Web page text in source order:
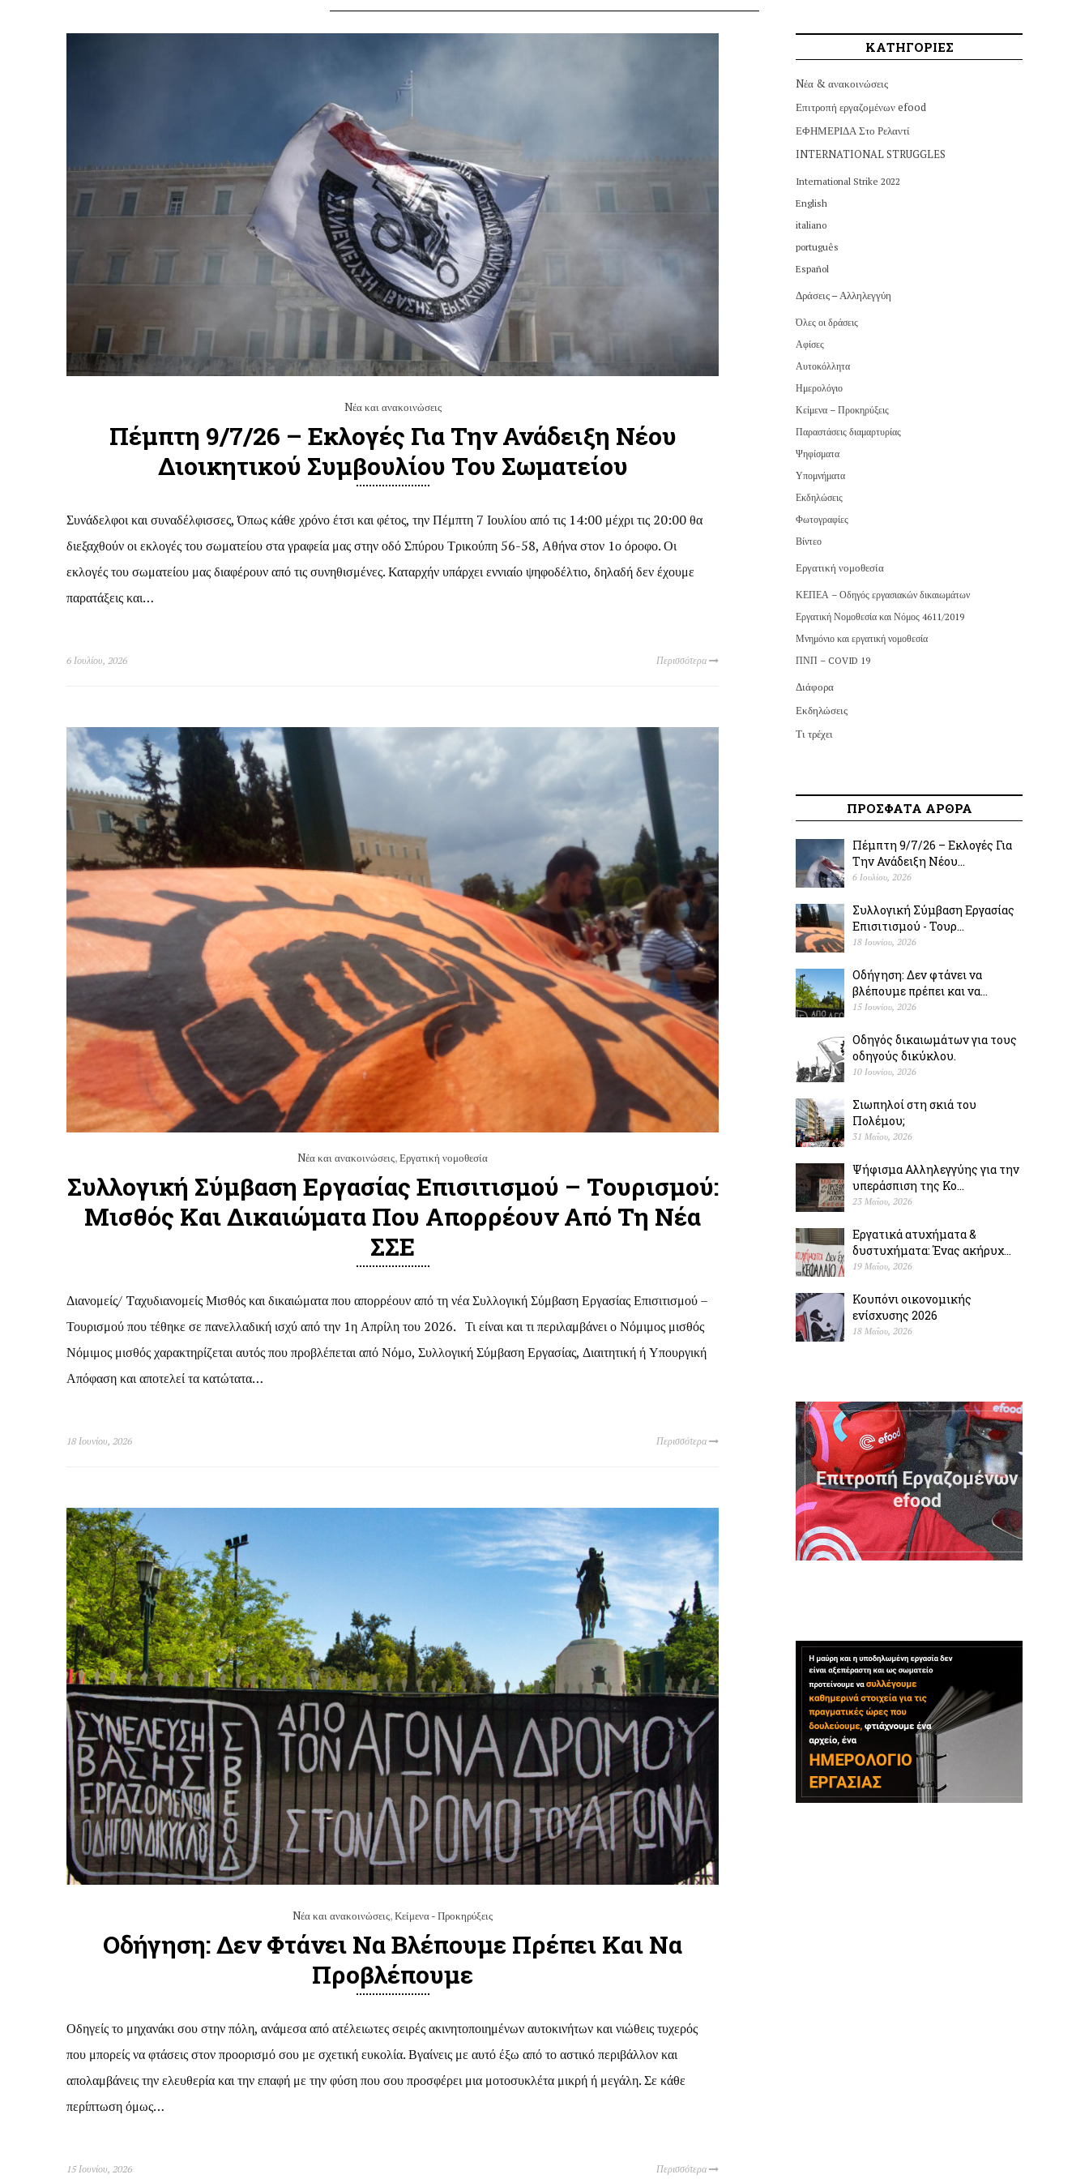
Nέα και ανακοινώσεις
Πέμπτη 9/7/26 – Εκλογές Για Την Ανάδειξη Νέου
Διοικητικού Συμβουλίου Του Σωματείου
Συνάδελφοι και συναδέλφισσες, Όπως κάθε χρόνο έτσι και φέτος, την Πέμπτη 7 Ιουλίου από τις 14:00 μέχρι τις 20:00 θα
διεξαχθούν οι εκλογές του σωματείου στα γραφεία μας στην οδό Σπύρου Τρικούπη 56-58, Αθήνα στον 1ο όροφο. Οι
εκλογές του σωματείου μας διαφέρουν από τις συνηθισμένες. Καταρχήν υπάρχει εννιαίο ψηφοδέλτιο, δηλαδή δεν έχουμε
παρατάξεις και…
6 Ιουλίου, 2026 Περισσότερα
Nέα και ανακοινώσεις,Εργατική νομοθεσία
Συλλογική Σύμβαση Εργασίας Επισιτισμού – Τουρισμού:
Μισθός Και Δικαιώματα Που Απορρέουν Από Τη Νέα
ΣΣΕ
Διανομείς/ Tαχυδιανομείς Μισθός και δικαιώματα που απορρέουν από τη νέα Συλλογική Σύμβαση Εργασίας Επισιτισμού –
Τουρισμού που τέθηκε σε πανελλαδική ισχύ από την 1η Απρίλη του 2026. Τι είναι και τι περιλαμβάνει ο Νόμιμος μισθός
Νόμιμος μισθός χαρακτηρίζεται αυτός που προβλέπεται από Νόμο, Συλλογική Σύμβαση Εργασίας, Διαιτητική ή Υπουργική
Απόφαση και αποτελεί τα κατώτατα…
18 Ιουνίου, 2026 Περισσότερα
Nέα και ανακοινώσεις,Κείμενα - Προκηρύξεις
Οδήγηση: Δεν Φτάνει Να Βλέπουμε Πρέπει Και Να
Προβλέπουμε
Οδηγείς το μηχανάκι σου στην πόλη, ανάμεσα από ατέλειωτες σειρές ακινητοποιημένων αυτοκινήτων και νιώθεις τυχερός
που μπορείς να φτάσεις στον προορισμό σου με σχετική ευκολία. Βγαίνεις με αυτό έξω από το αστικό περιβάλλον και
απολαμβάνεις την ελευθερία και την επαφή με την φύση που σου προσφέρει μια μοτοσυκλέτα μικρή ή μεγάλη. Σε κάθε
περίπτωση όμως…
15 Ιουνίου, 2026 Περισσότερα
ΚΑΤΗΓΟΡΙΕΣ
Nέα & ανακοινώσεις
Επιτροπή εργαζομένων efood
ΕΦΗΜΕΡΙΔΑ Στο Ρελαντί
INTERNATIONAL STRUGGLES
International Strike 2022
English
italiano
português
Español
Δράσεις – Αλληλεγγύη
Όλες οι δράσεις
Αφίσες
Αυτοκόλλητα
Ημερολόγιο
Κείμενα – Προκηρύξεις
Παραστάσεις διαμαρτυρίας
Ψηφίσματα
Υπομνήματα
Εκδηλώσεις
Φωτογραφίες
Βίντεο
Εργατική νομοθεσία
ΚΕΠΕΑ – Οδηγός εργασιακών δικαιωμάτων
Εργατική Νομοθεσία και Νόμος 4611/2019
Μνημόνιο και εργατική νομοθεσία
ΠΝΠ – COVID 19
Διάφορα
Εκδηλώσεις
Τι τρέχει
ΠΡΟΣΦΑΤΑ ΑΡΘΡΑ
Πέμπτη 9/7/26 – Εκλογές Για
Την Ανάδειξη Νέου...
6 Ιουλίου, 2026
Συλλογική Σύμβαση Εργασίας
Επισιτισμού - Τουρ...
18 Ιουνίου, 2026
Οδήγηση: Δεν φτάνει να
βλέπουμε πρέπει και να...
15 Ιουνίου, 2026
Οδηγός δικαιωμάτων για τους
οδηγούς δικύκλου.
10 Ιουνίου, 2026
Σιωπηλοί στη σκιά του
Πολέµου;
31 Μαΐου, 2026
Ψήφισμα Αλληλεγγύης για την
υπεράσπιση της Κο...
23 Μαΐου, 2026
Εργατικά ατυχήματα &
δυστυχήµατα: Ένας ακήρυχ...
19 Μαΐου, 2026
Κουπόνι οικονομικής
ενίσχυσης 2026
18 Μαΐου, 2026